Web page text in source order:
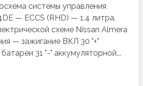
системы управления
— ECCS (RHD) — 1.4 литра.
схеме Nissan Almera
— зажигание ВКЛ 30 "+"
31 "-" аккумуляторной...